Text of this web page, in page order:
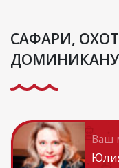
САФАРИ,
ДОМИНИКАНУ
Ваш